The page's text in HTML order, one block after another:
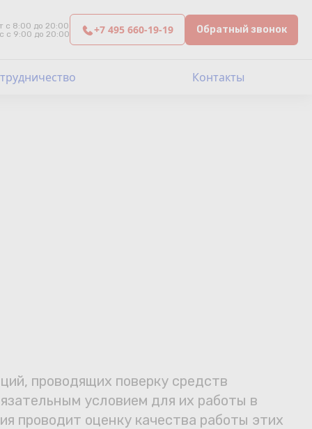
с 8:00 до 20:00
с 9:00 до 20:00
+7 495 660-19-19 Обратный звонок
Контакты
проводящих поверку средств
условием для их работы в
проводит оценку качества работы этих